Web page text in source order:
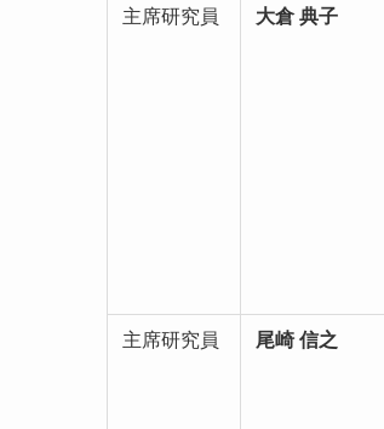
主席研究員 大倉 典子
主席研究員 尾崎 信之